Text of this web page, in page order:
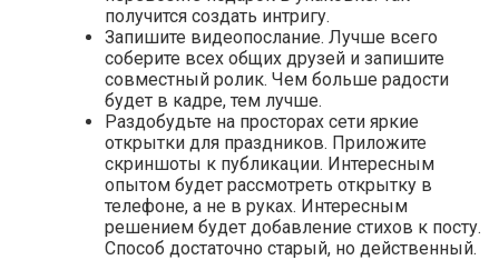
получится создать интригу.
Запишите видеопослание. Лучше всего
соберите всех общих друзей и запишите
совместный ролик. Чем больше радости
будет в кадре, тем лучше.
Раздобудьте на просторах сети яркие
открытки для праздников. Приложите
скриншоты к публикации. Интересным
опытом будет рассмотреть открытку в
телефоне, а не в руках. Интересным
решением будет добавление стихов к посту.
Способ достаточно старый, но действенный.